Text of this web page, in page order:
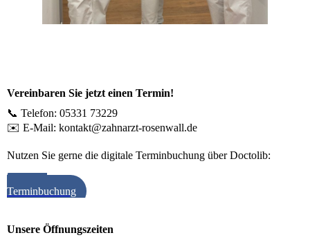
Vereinbaren Sie jetzt einen Termin!
📞 Telefon: 05331 73229
✉️ E-Mail: kontakt@zahnarzt-rosenwall.de
Nutzen Sie gerne die digitale Terminbuchung über Doctolib:
Terminbuchung
Unsere Öffnungszeiten